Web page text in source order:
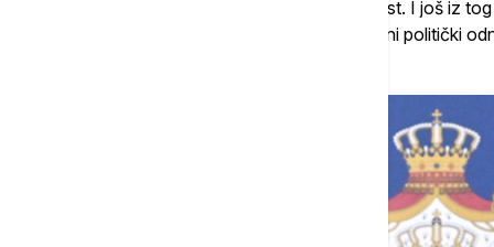
angolskog naroda za slobodu i nezavisnost. I još iz
političke prijateljske odnose, i naši bilateralni politički